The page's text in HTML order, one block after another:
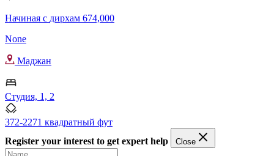
Начиная с дирхам 674,000
None
Маджан
Студия, 1, 2
372-2271 квадратный фут
Register your interest to get expert help
Close